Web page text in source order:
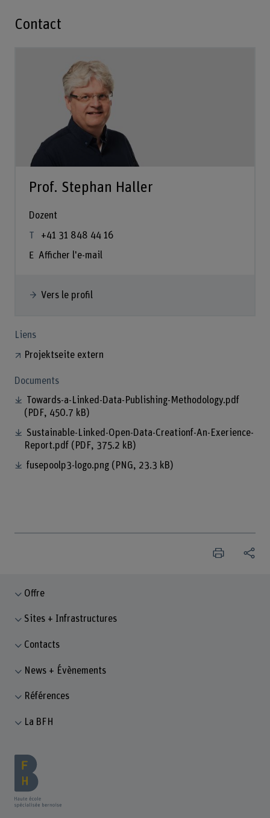
Contact
Prof. Stephan Haller
Dozent
+41 31 848 44 16
Afficher l'e-mail
Vers le profil
Liens
Projektseite extern
Documents
Towards-a-Linked-Data-Publishing-Methodology.pdf
(PDF, 450.7 kB)
Sustainable-Linked-Open-Data-Creationf-An-Exerience-
Report.pdf (PDF, 375.2 kB)
fusepoolp3-logo.png (PNG, 23.3 kB)
Offre
Sites + Infrastructures
Contacts
News + Évènements
Références
La BFH